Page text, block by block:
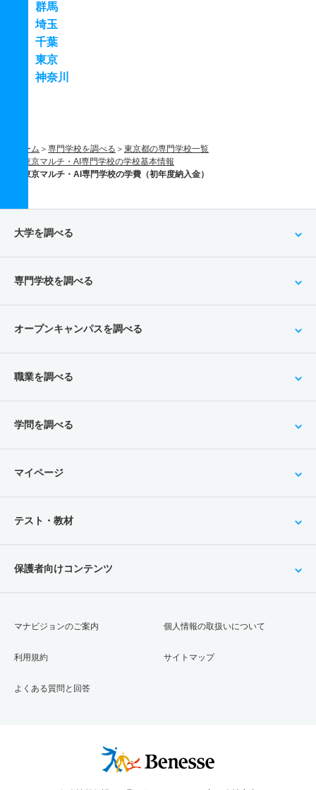
群馬
埼玉
千葉
東京
神奈川
ホーム 専門学校を調べる
東京都の専門学校一覧
東京マルチ・AI専門学校の学校基本情報
東京マルチ・AI専門学校の学費（初年度納入金）
大学を調べる
専門学校を調べる
オープンキャンパスを調べる
職業を調べる
学問を調べる
マイページ
テスト・教材
保護者向けコンテンツ
マナビジョンのご案内
利用規約
よくある質問と回答
個人情報の取扱いについて
サイトマップ